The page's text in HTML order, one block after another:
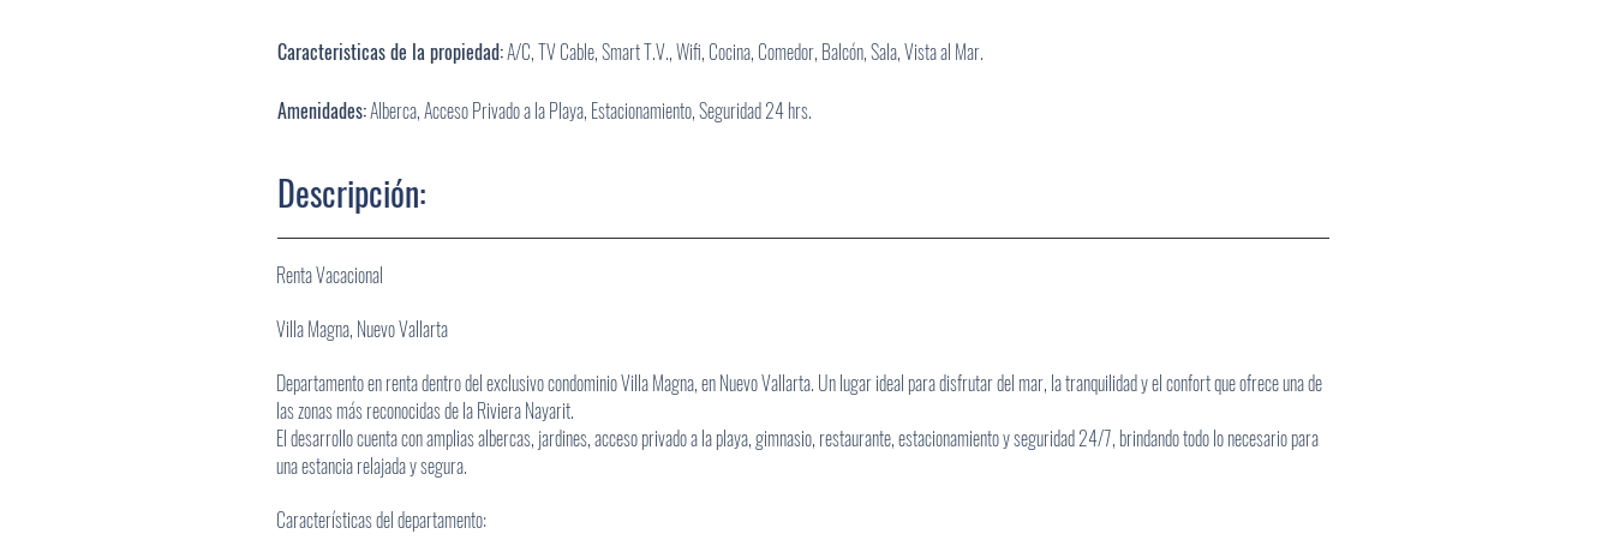
Caracteristicas de la propiedad:A/C, TV Cable, Smart T.V., Wifi, Cocina, Comedor, Balcón, Sala, Vista al Mar.
Amenidades:Alberca, Acceso Privado a la Playa, Estacionamiento, Seguridad 24 hrs.
Descripción:
Renta Vacacional
Villa Magna, Nuevo Vallarta
Departamento en renta dentro del exclusivo condominio Villa Magna, en Nuevo Vallarta. Un lugar ideal para disfrutar del mar, la tranquilidad y el confort que ofrece una de
las zonas más reconocidas de la Riviera Nayarit.
El desarrollo cuenta con amplias albercas, jardines, acceso privado a la playa, gimnasio, restaurante, estacionamiento y seguridad 24/7, brindando todo lo necesario para
una estancia relajada y segura.
Características del departamento: